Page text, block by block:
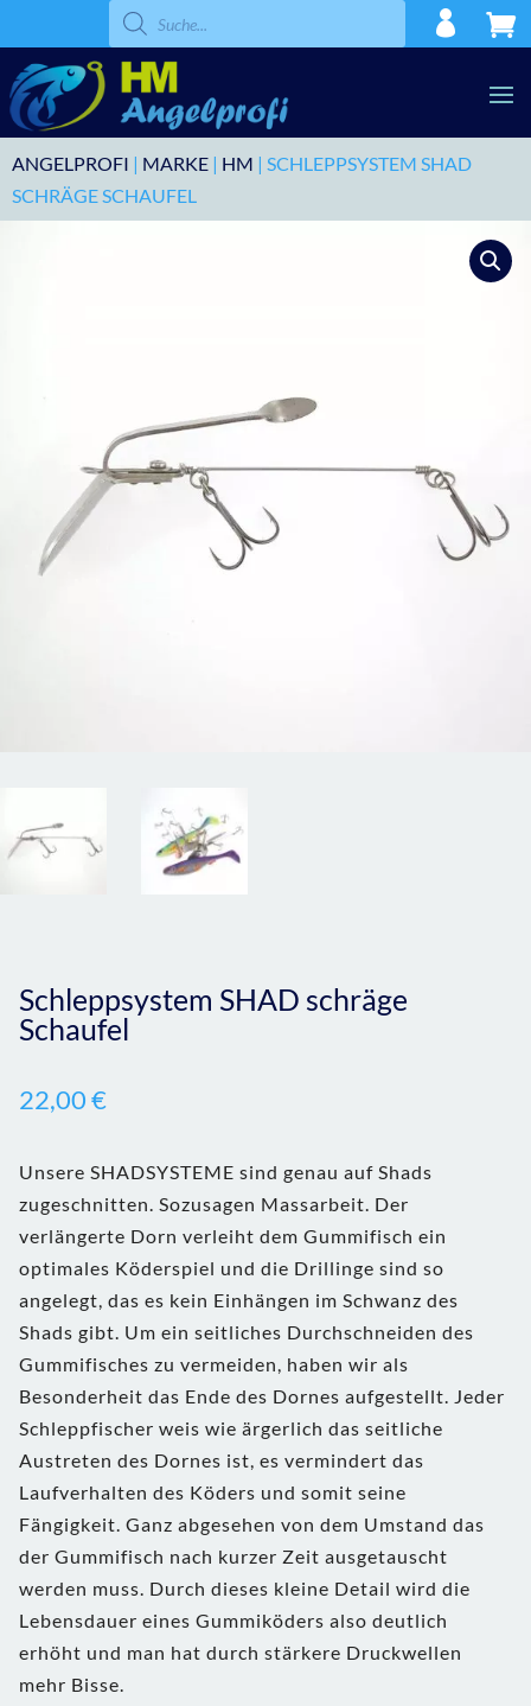
Products
search
ANGELPROFI | MARKE | HM | SCHLEPPSYSTEM SHAD
SCHRÄGE SCHAUFEL
Schleppsystem SHAD schräge
Schaufel
22,00€
Unsere SHADSYSTEME sind genau auf Shads
zugeschnitten. Sozusagen Massarbeit. Der
verlängerte Dorn verleiht dem Gummifisch ein
optimales Köderspiel und die Drillinge sind so
angelegt, das es kein Einhängen im Schwanz des
Shads gibt. Um ein seitliches Durchschneiden des
Gummifisches zu vermeiden, haben wir als
Besonderheit das Ende des Dornes aufgestellt. Jeder
Schleppfischer weis wie ärgerlich das seitliche
Austreten des Dornes ist, es vermindert das
Laufverhalten des Köders und somit seine
Fängigkeit. Ganz abgesehen von dem Umstand das
der Gummifisch nach kurzer Zeit ausgetauscht
werden muss. Durch dieses kleine Detail wird die
Lebensdauer eines Gummiköders also deutlich
erhöht und man hat durch stärkere Druckwellen
mehr Bisse.